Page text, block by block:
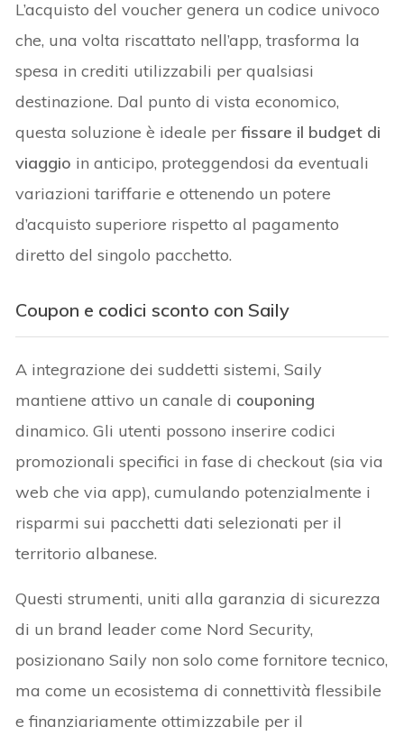
L’acquisto del voucher genera un codice univoco
che, una volta riscattato nell’app, trasforma la
spesa in crediti utilizzabili per qualsiasi
destinazione. Dal punto di vista economico,
questa soluzione è ideale perfissare il budget di
viaggio in anticipo, proteggendosi da eventuali
variazioni tariffarie e ottenendo un potere
d’acquisto superiore rispetto al pagamento
diretto del singolo pacchetto.
Coupon e codici sconto con Saily
A integrazione dei suddetti sistemi, Saily
mantiene attivo un canale di couponing
dinamico. Gli utenti possono inserire codici
promozionali specifici in fase di checkout (sia via
web che via app), cumulando potenzialmente i
risparmi sui pacchetti dati selezionati per il
territorio albanese.
Questi strumenti, uniti alla garanzia di sicurezza
di un brand leader come Nord Security,
posizionano Saily non solo come fornitore tecnico,
ma come un ecosistema di connettività flessibile
e finanziariamente ottimizzabile per il